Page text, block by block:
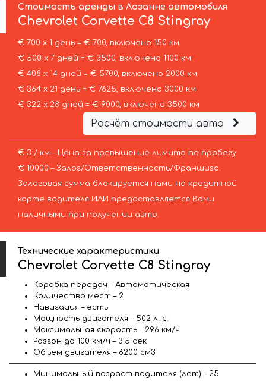
Стоимость аренды в Лозанне автомобиля
Chevrolet Corvette C8 Stingray
€ 700 х 1 день = € 700, включено 150 км
€ 500 х 7 дней = € 3500, включено 1100 км
€ 408 х 14 дней = € 5700, включено 2000 км
€ 364 х 21 день = € 7625, включено 3000 км
€ 322 х 28 дней = € 9000, включено 3500 км
Расчёт стоимости авто
€ 3 / км – Цена за превышение лимита по пробегу
€ 10000 – Залог/Ответственность/Франшиза.
Залоговая сумма блокируется нами на кредитной
карте водителя ИЛИ предоставляется Вами
наличными при получении авто.
Технические характеристики
Chevrolet Corvette C8 Stingray
Коробка передач – Автоматическая
Количество мест – 2
Навигация – есть
Мощность двигателя – 502 л. с.
Максимальная скорость – 296 км/ч
Разгон до 100 км/ч – 3.5 сек
Объём двигателя – 6200 см3
Минимальный возраст водителя (лет) – 25